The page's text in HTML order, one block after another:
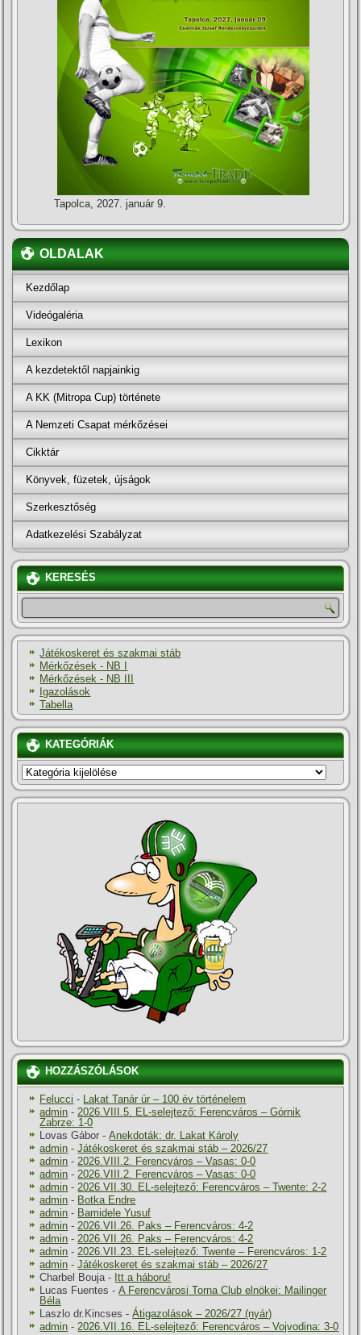
Tapolca, 2027. január 9.
OLDALAK
Kezdőlap
Videógaléria
Lexikon
A kezdetektől napjainkig
A KK (Mitropa Cup) története
A Nemzeti Csapat mérkőzései
Cikktár
Könyvek, füzetek, újságok
Szerkesztőség
Adatkezelési Szabályzat
KERESÉS
Játékoskeret és szakmai stáb
Mérkőzések - NB I
Mérkőzések - NB III
Igazolások
Tabella
KATEGÓRIÁK
KATEGÓRIÁK
HOZZÁSZÓLÁSOK
Felucci -
Lakat Tanár úr – 100 év történelem
admin - 2026.VIII.5. EL-selejtező: Ferencváros – Górnik
Zabrze: 1-0
Lovas Gábor -Anekdoták: dr. Lakat Károly
admin -Játékoskeret és szakmai stáb – 2026/27
admin - 2026.VIII.2. Ferencváros – Vasas: 0-0
admin - 2026.VIII.2. Ferencváros – Vasas: 0-0
admin - 2026.VII.30. EL-selejtező: Ferencváros – Twente: 2-2
admin - Botka Endre
admin - Bamidele Yusuf
admin - 2026.VII.26. Paks – Ferencváros: 4-2
admin - 2026.VII.26. Paks – Ferencváros: 4-2
admin - 2026.VII.23. EL-selejtező: Twente – Ferencváros: 1-2
admin -Játékoskeret és szakmai stáb – 2026/27
Charbel Bouja - Itt a háboru!
Lucas Fuentes -A Ferencvárosi Torna Club elnökei: Mailinger
Béla
Laszlo dr.Kincses -Átigazolások – 2026/27 (nyár)
admin - 2026.VII.16. EL-selejtező: Ferencváros – Vojvodina: 3-0